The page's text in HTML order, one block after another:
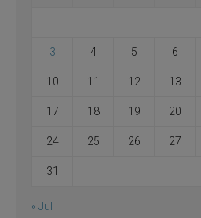
3 4 5 6
10 11 12 13
17 18 19 20
24 25 26 27
31
« Jul